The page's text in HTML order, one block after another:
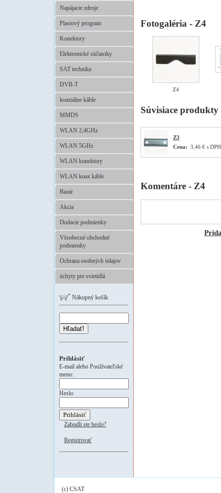
Napájacie zdroje
Plastový program
Konektory
Elektronické súčiastky
SAT technika
DVB-T
koaxiálne káble
MMDS
WLAN 2,4GHz
WLAN 5GHz
WLAN konektory
WLAN koax káble
Bazár
Akcia
Dodacie podmienky
Všeobecné obchodné
podmienky
Ochrana osobných údajov
úchyty pre svietidlá
Nákupný košík
Hľadať!
Prihlásiť
E-mail alebo Používateľské
meno:
Heslo:
Zabudli ste heslo?
Registrovať
Fotogaléria - Z4
Z4
Súvisiace produkty
Z3
Cena: 3,46 € s DPH
Komentáre - Z4
(c) CSAT